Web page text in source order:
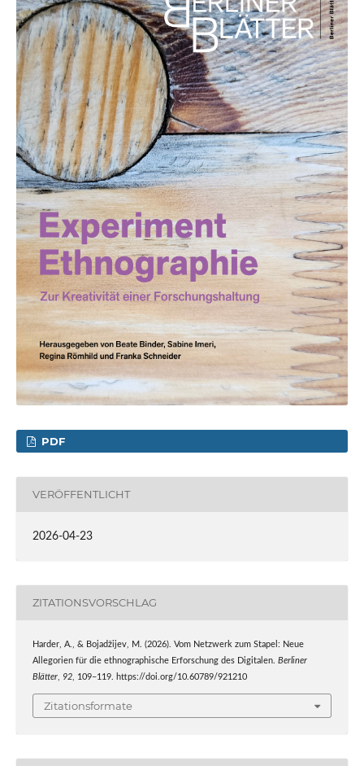
PDF
VERÖFFENTLICHT
2026-04-23
ZITATIONSVORSCHLAG
Harder, A., & Bojadžijev, M. (2026). Vom Netzwerk zum Stapel: Neue
Allegorien für die ethnographische Erforschung des Digitalen. Berliner
Blätter, 92, 109–119. https://doi.org/10.60789/921210
Zitationsformate